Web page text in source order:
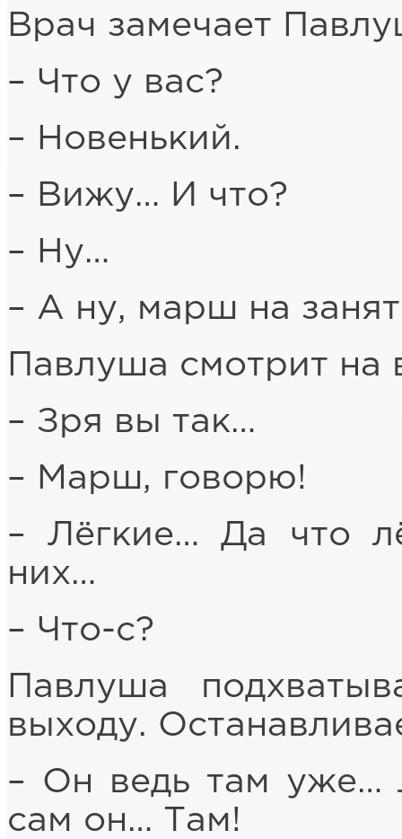
Врач замечает
– Что у вас?
– Новенький.
– Вижу… И что?
– Ну…
– А ну, марш на
Павлуша смотрит на
– Зря вы так…
– Марш, говорю!
– Лёгкие… Да что
них…
– Что-с?
Павлуша
выходу.
– Он ведь там уже…
сам он… Там!